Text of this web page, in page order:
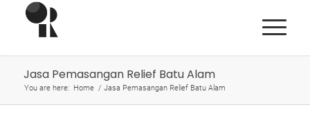
Jasa Pemasangan Relief Batu Alam
You are here: Home / Jasa Pemasangan Relief Batu Alam